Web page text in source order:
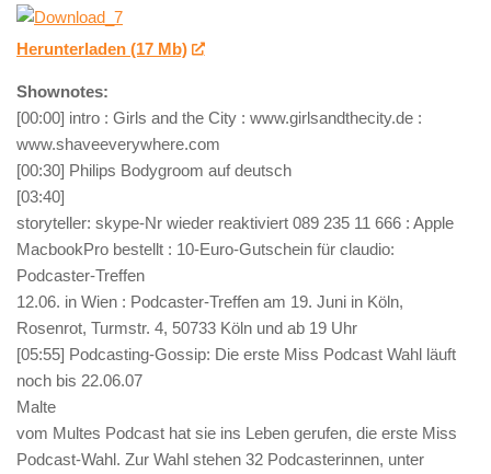
Herunterladen (17 Mb)
Shownotes:
[00:00] intro : Girls and the City : www.girlsandthecity.de :
www.shaveeverywhere.com
[00:30] Philips Bodygroom auf deutsch
[03:40]
storyteller: skype-Nr wieder reaktiviert 089 235 11 666 : Apple
MacbookPro bestellt : 10-Euro-Gutschein für claudio:
Podcaster-Treffen
12.06. in Wien : Podcaster-Treffen am 19. Juni in Köln,
Rosenrot, Turmstr. 4, 50733 Köln und ab 19 Uhr
[05:55] Podcasting-Gossip: Die erste Miss Podcast Wahl läuft
noch bis 22.06.07
Malte
vom Multes Podcast hat sie ins Leben gerufen, die erste Miss
Podcast-Wahl. Zur Wahl stehen 32 Podcasterinnen, unter